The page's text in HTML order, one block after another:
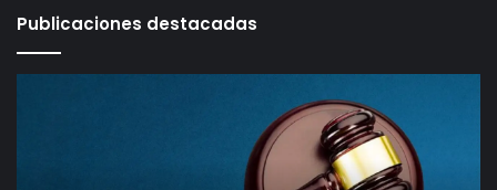
Publicaciones destacadas